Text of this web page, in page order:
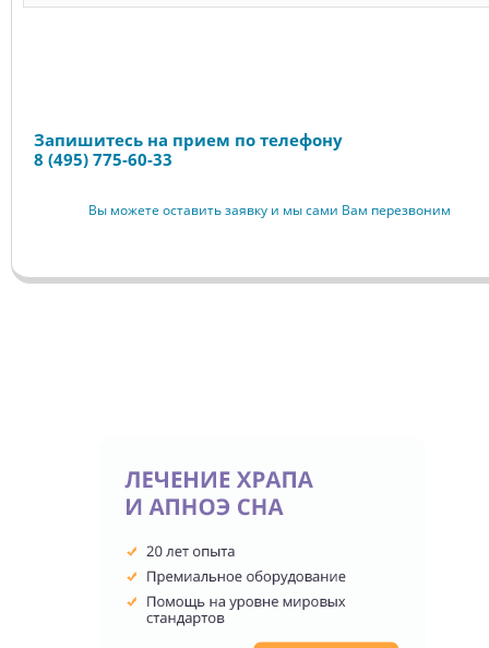
Запишитесь на прием по телефону
8 (495) 775-60-33
Вы можете оставить заявку и мы сами Вам перезвоним